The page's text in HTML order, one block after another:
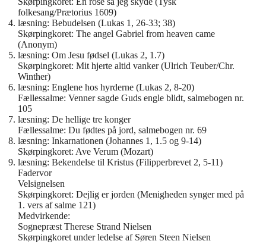
folkesang/Prætorius 1609)
læsning: Bebudelsen (Lukas 1, 26-33; 38)
Skørpingkoret: The angel Gabriel from heaven came
(Anonym)
læsning: Om Jesu fødsel (Lukas 2, 1.7)
Skørpingkoret: Mit hjerte altid vanker (Ulrich Teuber/Chr.
Winther)
læsning: Englene hos hyrderne (Lukas 2, 8-20)
Fællessalme: Venner sagde Guds engle blidt, salmebogen nr.
105
læsning: De hellige tre konger
Fællessalme: Du fødtes på jord, salmebogen nr. 69
læsning: Inkarnationen (Johannes 1, 1.5 og 9-14)
Skørpingkoret: Ave Verum (Mozart)
læsning: Bekendelse til Kristus (Filipperbrevet 2, 5-11)
Fadervor
Velsignelsen
Skørpingkoret: Dejlig er jorden (Menigheden synger med på
1. vers af salme 121)
Medvirkende:
Sognepræst Therese Strand Nielsen
Skørpingkoret under ledelse af Søren Steen Nielsen